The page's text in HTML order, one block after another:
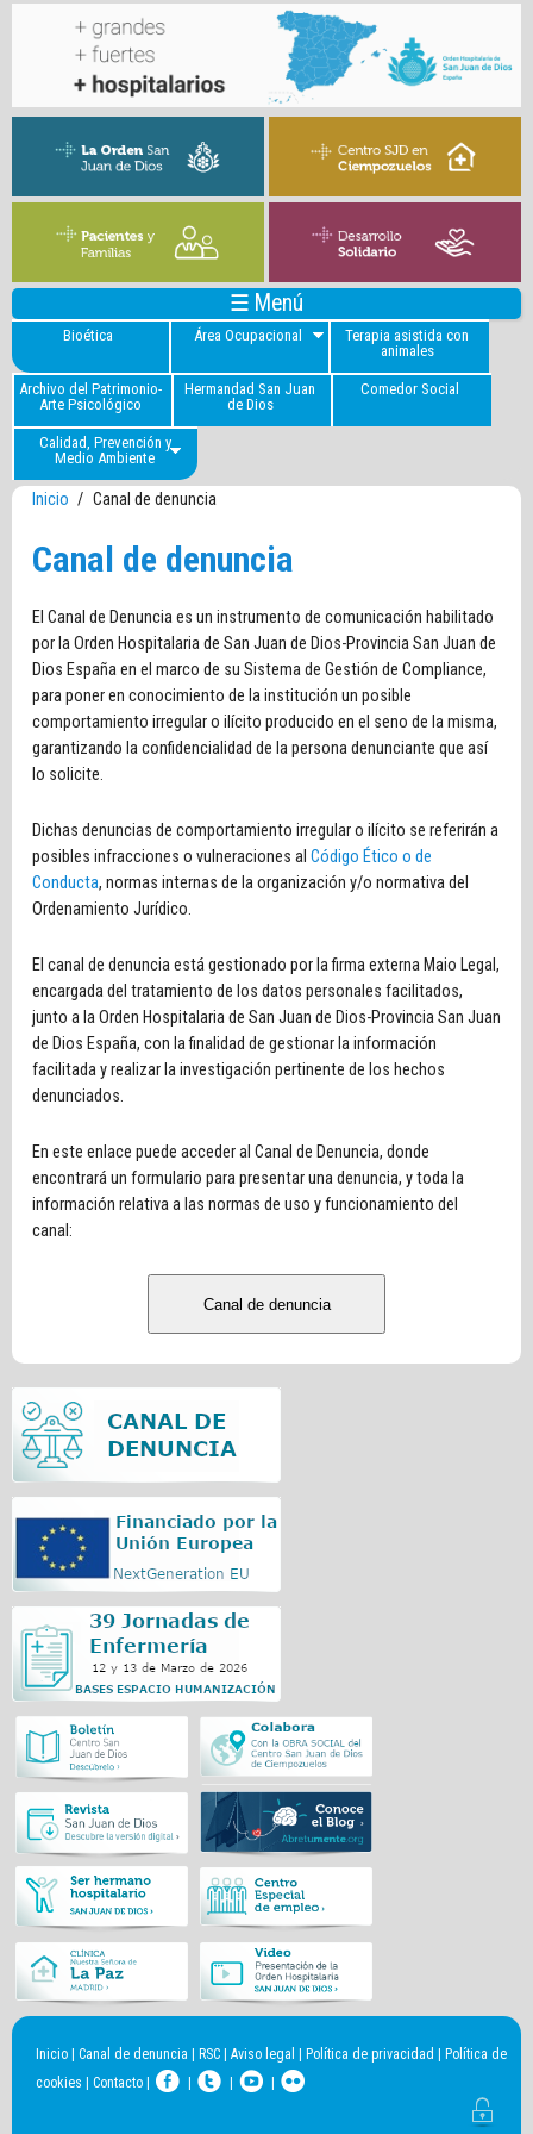
☰ Menú
Bioética Área Ocupacional
Terapia asistida con
animales
Archivo del Patrimonio-
Arte Psicológico
Hermandad San Juan
de Dios
Comedor Social
Calidad, Prevención y
Medio Ambiente
Inicio / Canal de denuncia
Canal de denuncia
El Canal de Denuncia es un instrumento de comunicación habilitado
por la Orden Hospitalaria de San Juan de Dios-Provincia San Juan de
Dios España en el marco de su Sistema de Gestión de Compliance,
para poner en conocimiento de la institución un posible
comportamiento irregular o ilícito producido en el seno de la misma,
garantizando la confidencialidad de la persona denunciante que así
lo solicite.
Dichas denuncias de comportamiento irregular o ilícito se referirán a
posibles infracciones o vulneraciones al Código Ético o de
Conducta, normas internas de la organización y/o normativa del
Ordenamiento Jurídico.
El canal de denuncia está gestionado por la firma externa Maio Legal,
encargada del tratamiento de los datos personales facilitados,
junto a la Orden Hospitalaria de San Juan de Dios-Provincia San Juan
de Dios España, con la finalidad de gestionar la información
facilitada y realizar la investigación pertinente de los hechos
denunciados.
En este enlace puede acceder al Canal de Denuncia, donde
encontrará un formulario para presentar una denuncia, y toda la
información relativa a las normas de uso y funcionamiento del
canal:
Canal de denuncia
Inicio Canal de denuncia RSC Aviso legal Política de privacidad
Política de
cookies
Contacto